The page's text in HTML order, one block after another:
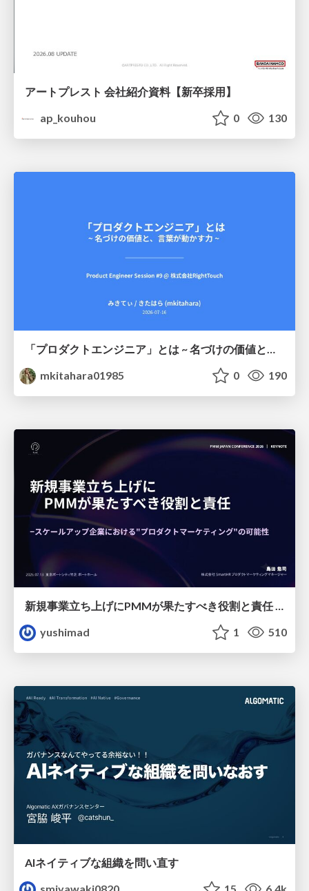
アートプレスト 会社紹介資料【新卒採用】
ap_kouhou
0 130
mkitahara01985
0 190
新規事業立ち上げにPMMが果たすべき役割と責任 −スケールアップ企業における"プロダクトマーケティング"の可能性
yushimad
1 510
AIネイティブな組織を問い直す